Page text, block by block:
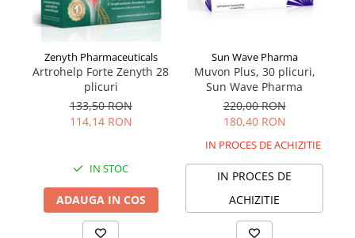
Zenyth Pharmaceuticals
Artrohelp Forte Zenyth 28
plicuri
133,50 RON
114,14 RON
IN STOC
ADAUGA IN COS
Sun Wave Pharma
Muvon Plus, 30 plicuri,
Sun Wave Pharma
220,00 RON
180,40 RON
IN PROCES DE ACHIZITIE
IN PROCES DE
ACHIZITIE